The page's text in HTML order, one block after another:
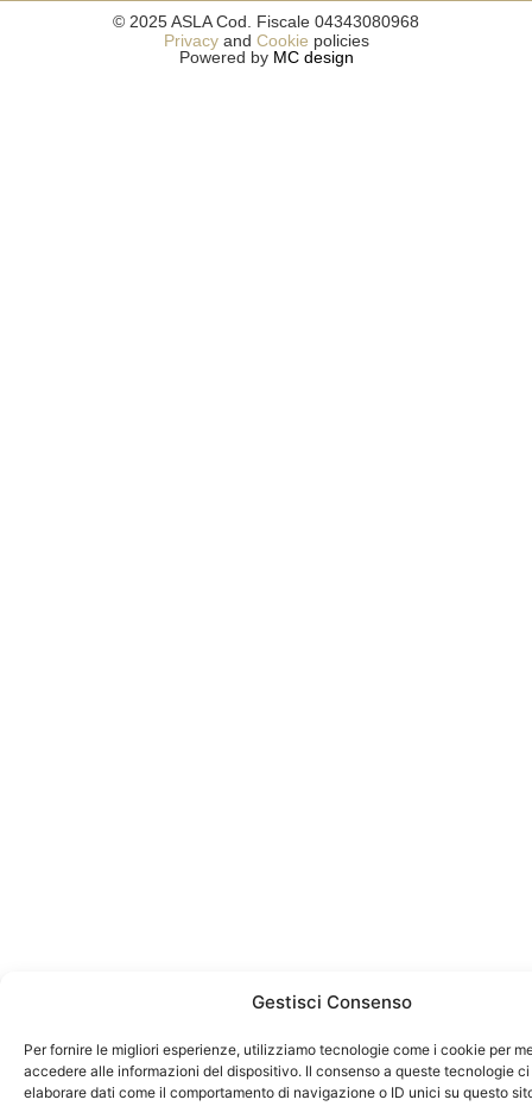
Gestisci Consenso
Per fornire le migliori esperienze, utilizziamo tecnologie come i cookie per
accedere alle informazioni del dispositivo. Il consenso a queste tecnologie
elaborare dati come il comportamento di navigazione o ID unici su questo
© 2025 ASLA Cod. Fiscale 04343080968
Privacyand Cookie policies
Powered by MC design